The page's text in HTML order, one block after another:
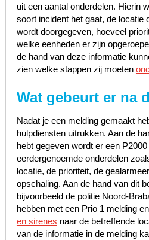
uit een aantal onderdelen. Hierin
soort incident het gaat, de locatie
wordt doorgegeven, hoeveel
welke eenheden er zijn
de hand van deze informatie
zien welke stappen zij moeten
Wat gebeurt er na
Nadat je een melding gemaakt
hulpdiensten uitrukken. Aan de
hebt gegeven wordt er een
eerdergenoemde onderdelen
locatie, de prioriteit, de
opschaling. Aan de hand van dit
bijvoorbeeld de politie Noord-
hebben met een Prio 1 melding
en sirenes naar de betreffende
van de informatie in de melding